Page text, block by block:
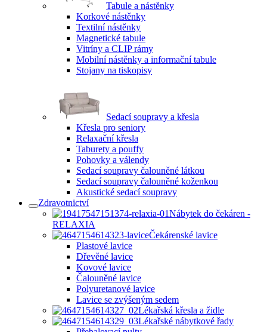
Tabule a nástěnky
Korkové nástěnky
Textilní nástěnky
Magnetické tabule
Vitríny a CLIP rámy
Mobilní nástěnky a informační tabule
Stojany na tiskopisy
Sedací soupravy a křesla
Křesla pro seniory
Relaxační křesla
Taburety a pouffy
Pohovky a válendy
Sedací soupravy čalouněné látkou
Sedací soupravy čalouněné koženkou
Akustické sedací soupravy
Zdravotnictví
Nábytek do čekáren -
RELAXIA
Čekárenské lavice
Plastové lavice
Dřevěné lavice
Kovové lavice
Čalouněné lavice
Polyuretanové lavice
Lavice se zvýšeným sedem
Lékařská křesla a židle
Lékařské nábytkové řady